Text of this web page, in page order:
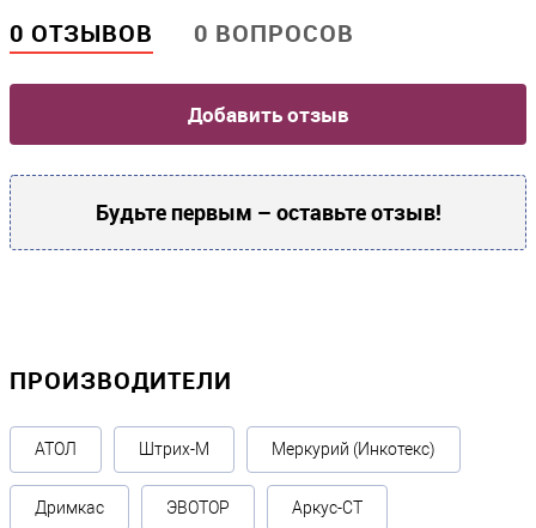
0 ОТЗЫВОВ 0 ВОПРОСОВ
Добавить отзыв
Будьте первым – оставьте отзыв!
ПРОИЗВОДИТЕЛИ
АТОЛ Штрих-М Меркурий (Инкотекс)
Дримкас ЭВОТОР Аркус-СТ